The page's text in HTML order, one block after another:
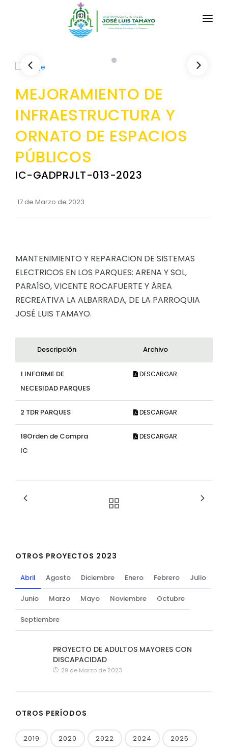
RESEÑA HISTÓRICA
Historia Antigua
Historia Actual
Símbolos Cívicos
GEOGRAFÍA
GAD
TRANSPARENCIA
GESTIÓN Y PRESUPUESTO
GESTIÓN INSTITUCIONAL
Sesiones Extraordinarias
GESTIÓN ADMINISTRATIVA
Plan de desarrollo y Ordenamiento Territorial -
Plan Anual Contratación - PAC
Plan Operativo Anual - POA
Convenios Institucionales
PRESUPUESTO: EJECUCIÓN Y REPORTES
Cédulas presupuestarias y balances
Procesos de contratación
Ejecución Presupuestaria
MEJORAMIENTO DE
INFRAESTRUCTURA Y
ORNATO DE ESPACIOS
PÚBLICOS
IC-GADPRJLT-013-2023
17 de Marzo de 2023
MANTENIMIENTO Y REPARACION DE SISTEMAS
ELECTRICOS EN LOS PARQUES: ARENA Y SOL,
PARAÍSO, VICENTE ROCAFUERTE Y ÁREA
RECREATIVA LA ALBARRADA, DE LA PARROQUIA
JOSÉ LUIS TAMAYO.
Descripción Archivo
1 INFORME DE
NECESIDAD PARQUES
DESCARGAR
2 TDR PARQUES DESCARGAR
18Orden de Compra
IC
DESCARGAR
OTROS PROYECTOS 2023
Abril Agosto Diciembre Enero Febrero Julio
Junio Marzo Mayo Noviembre Octubre
Septiembre
PROYECTO DE ADULTOS MAYORES CON
DISCAPACIDAD
29 de Marzo de 2023
OTROS PERÍODOS
2019 2020 2022 2024 2025